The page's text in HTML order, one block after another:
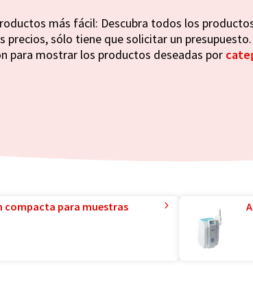
más fácil: Descubra todos los
precios, sólo tiene que solicitar un
para mostrar los productos deseadas por
compacta para muestras